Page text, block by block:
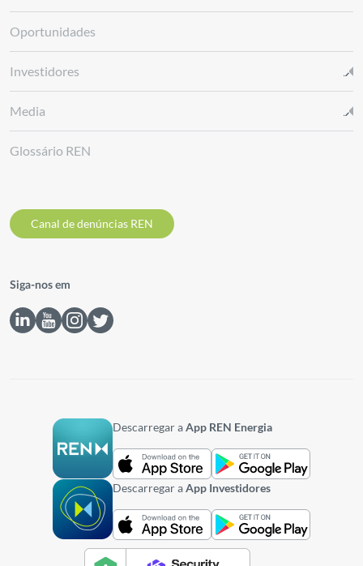
Oportunidades
Investidores
Media
Glossário REN
Canal de denúncias REN
Siga-nos em
Descarregar aApp REN Energia
Descarregar aApp Investidores